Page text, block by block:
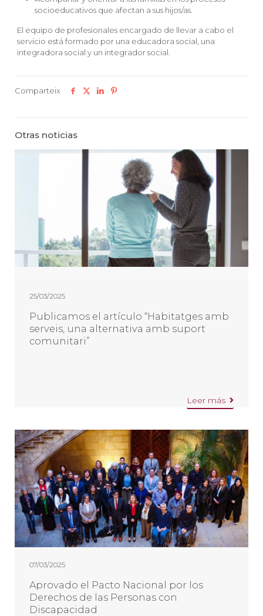
socioeducativos que afectan a sus hijos/as.
El equipo de profesionales encargado de llevar a cabo el
servicio está formado por una educadora social, una
integradora social y un integrador social.
Comparteix
Otras noticias
25/03/2025
Publicamos el artículo “Habitatges amb
serveis, una alternativa amb suport
comunitari”
Leer más
07/03/2025
Aprovado el Pacto Nacional por los
Derechos de las Personas con
Discapacidad